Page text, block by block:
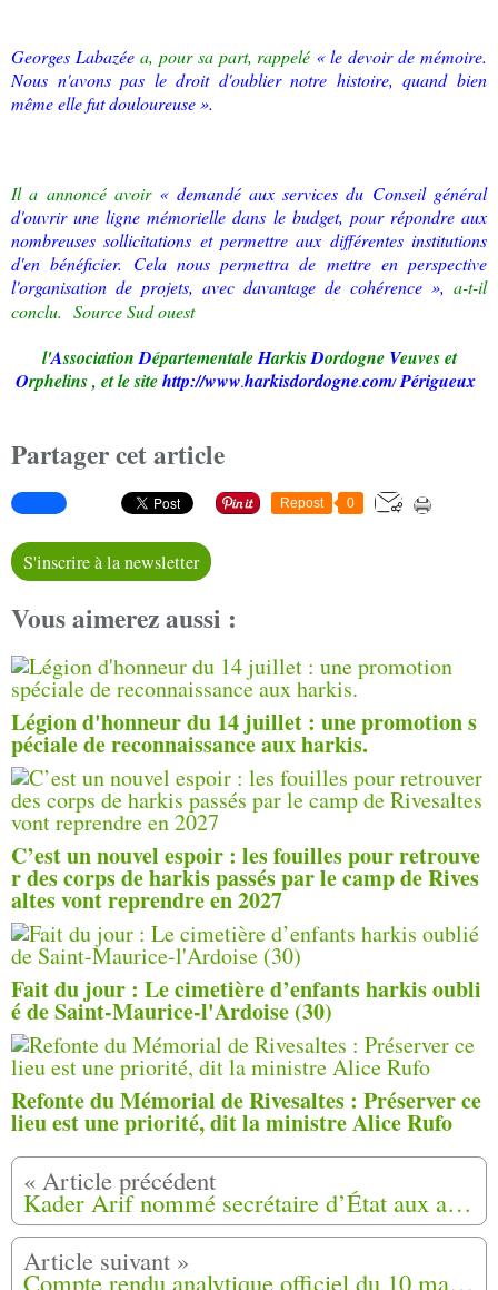
Georges Labazéea, pour sa part, rappelé « le devoir de mémoire.
Nous n'avons pas le droit d'oublier notre histoire, quand bien
même elle fut douloureuse ».
Il a annoncé avoir « demandé aux services du Conseil général
d'ouvrir une ligne mémorielle dans le budget, pour répondre aux
nombreuses sollicitations et permettre aux différentes institutions
d'en bénéficier. Cela nous permettra de mettre en perspective
l'organisation de projets, avec davantage de cohérence », a-t-il
conclu. Source Sud ouest
l'Association DépartementaleHarkisDordogne Veuves et
Orphelins, et le site http://www.harkisdordogne.com/ Périgueux
Partager cet article
Repost 0
S'inscrire à la newsletter
Vous aimerez aussi :
Légion d'honneur du 14 juillet : une promotion s
péciale de reconnaissance aux harkis.
C’est un nouvel espoir : les fouilles pour retrouve
r des corps de harkis passés par le camp de Rives
altes vont reprendre en 2027
Fait du jour : Le cimetière d’enfants harkis oubli
é de Saint-Maurice-l'Ardoise (30)
Refonte du Mémorial de Rivesaltes : Préserver ce
lieu est une priorité, dit la ministre Alice Rufo
Kader Arif nommé secrétaire d’État aux anciens combattants
Compte rendu analytique officiel du 10 mai 2012 au Sénat (Fatima Besnaci-Lancou)